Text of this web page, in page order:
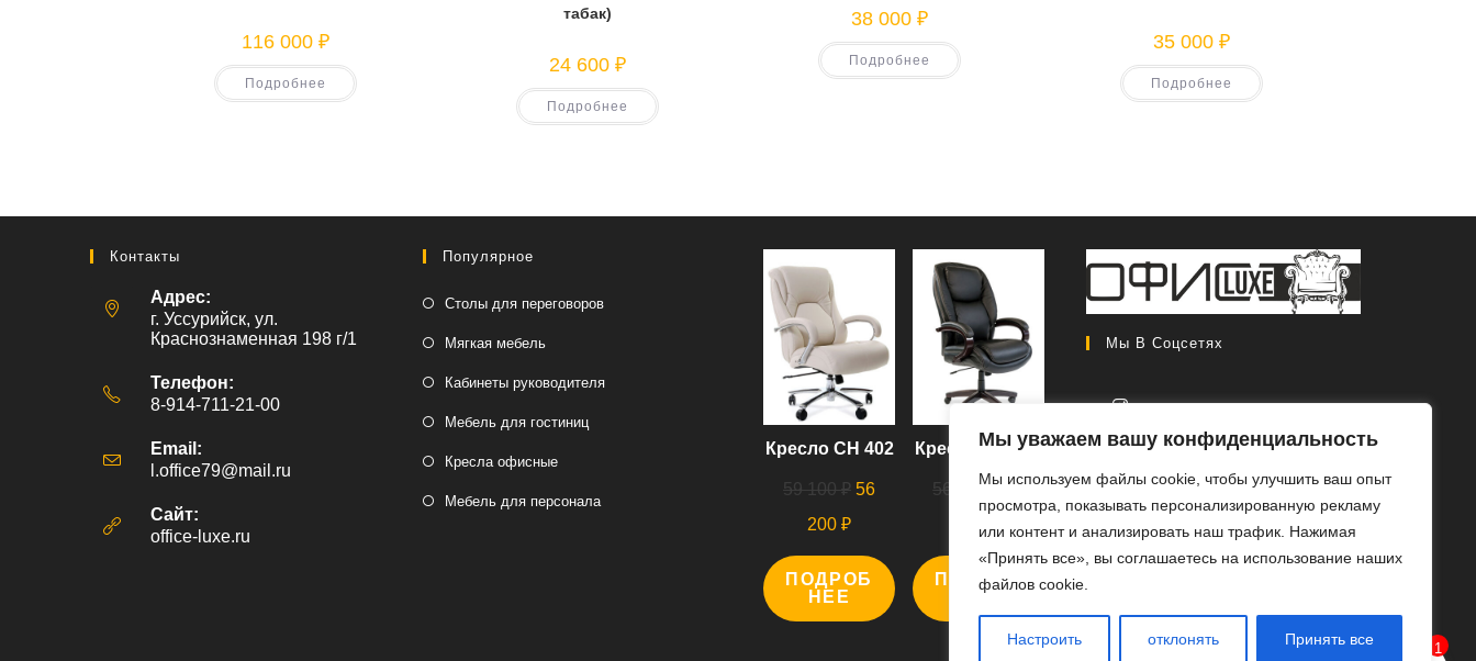
Мы уважаем вашу конфиденциальность
Мы используем файлы cookie, чтобы улучшить ваш опыт
просмотра, показывать персонализированную рекламу
или контент и анализировать наш трафик. Нажимая
«Принять все», вы соглашаетесь на использование наших
файлов cookie.
Настроить отклонять Принять все
116 000 ₽
Подробнее
табак)
24 600 ₽
Подробнее
38 000 ₽
Подробнее
35 000 ₽
Подробнее
Контакты
Адрес:
г. Уссурийск, ул.
Краснознаменная 198 г/1
Телефон:
8-914-711-21-00
Email:
l.office79@mail.ru
Сайт:
office-luxe.ru
Популярное
Столы для переговоров
Мягкая мебель
Кабинеты руководителя
Мебель для гостиниц
Кресла офисные
Мебель для персонала
Кресло СН 402
59 100₽ Первоначальная
59
100 ₽.
56
200₽Текущая
цена:
56
200 ₽.
ПОДРОБ
НЕЕ
Кресло CH 408
56 000₽ Первоначальная
56
46
цена:
46
000 ₽.
ПОДРОБ
НЕЕ
Мы В Соцсетях
Откроется
в
новой
вкладке
1